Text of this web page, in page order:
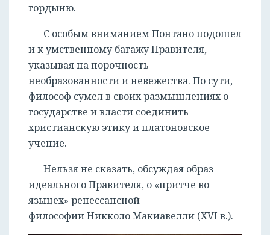
гордыню.
С особым вниманием Понтано подошел
и к умственному багажу Правителя,
указывая на порочность
необразованности и невежества. По сути,
философ сумел в своих размышлениях о
государстве и власти соединить
христианскую этику и платоновское
учение.
Нельзя не сказать, обсуждая образ
идеального Правителя, о «притче во
языцех» ренессансной
философии Никколо Макиавелли (XVI в.).